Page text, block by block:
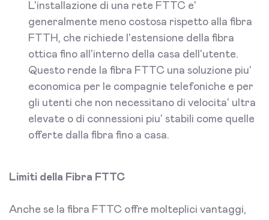
L'installazione di una rete FTTC e'
generalmente meno costosa rispetto alla fibra
FTTH, che richiede l'estensione della fibra
ottica fino all'interno della casa dell'utente.
Questo rende la fibra FTTC una soluzione piu'
economica per le compagnie telefoniche e per
gli utenti che non necessitano di velocita' ultra
elevate o di connessioni piu' stabili come quelle
offerte dalla fibra fino a casa.
Limiti della Fibra FTTC
Anche se la fibra FTTC offre molteplici vantaggi,